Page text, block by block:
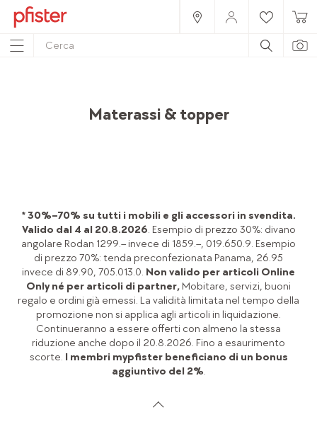
Materassi & topper
* 30%–70% su tutti i mobili e gli accessori in svendita.
Valido dal 4 al 20.8.2026. Esempio di prezzo 30%: divano
angolare Rodan 1299.– invece di 1859.–, 019.650.9. Esempio
di prezzo 70%: tenda preconfezionata Panama, 26.95
invece di 89.90, 705.013.0. Non valido per articoli Online
Only né per articoli di partner, Mobitare, servizi, buoni
regalo e ordini già emessi. La validità limitata nel tempo della
promozione non si applica agli articoli in liquidazione.
Continueranno a essere offerti con almeno la stessa
riduzione anche dopo il 20.8.2026. Fino a esaurimento
scorte. I membri mypfister beneficiano di un bonus
aggiuntivo del 2%.